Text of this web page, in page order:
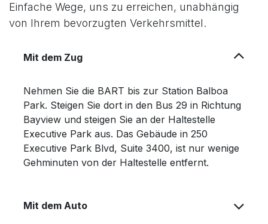
Einfache Wege, uns zu erreichen, unabhängig
von Ihrem bevorzugten Verkehrsmittel.
Mit dem Zug
Nehmen Sie die BART bis zur Station Balboa
Park. Steigen Sie dort in den Bus 29 in Richtung
Bayview und steigen Sie an der Haltestelle
Executive Park aus. Das Gebäude in 250
Executive Park Blvd, Suite 3400, ist nur wenige
Gehminuten von der Haltestelle entfernt.
Mit dem Auto